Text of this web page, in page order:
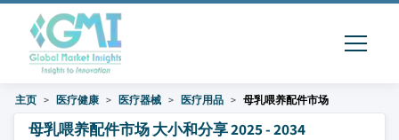
主页 医疗健康 医疗器械 医疗用品 母乳喂养配件市场
母乳喂养配件市场 大小和分享 2025 - 2034